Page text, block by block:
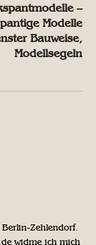
–
Modelle
Bauweise,
Modellsegeln
Zehlendorf.
widme ich mich